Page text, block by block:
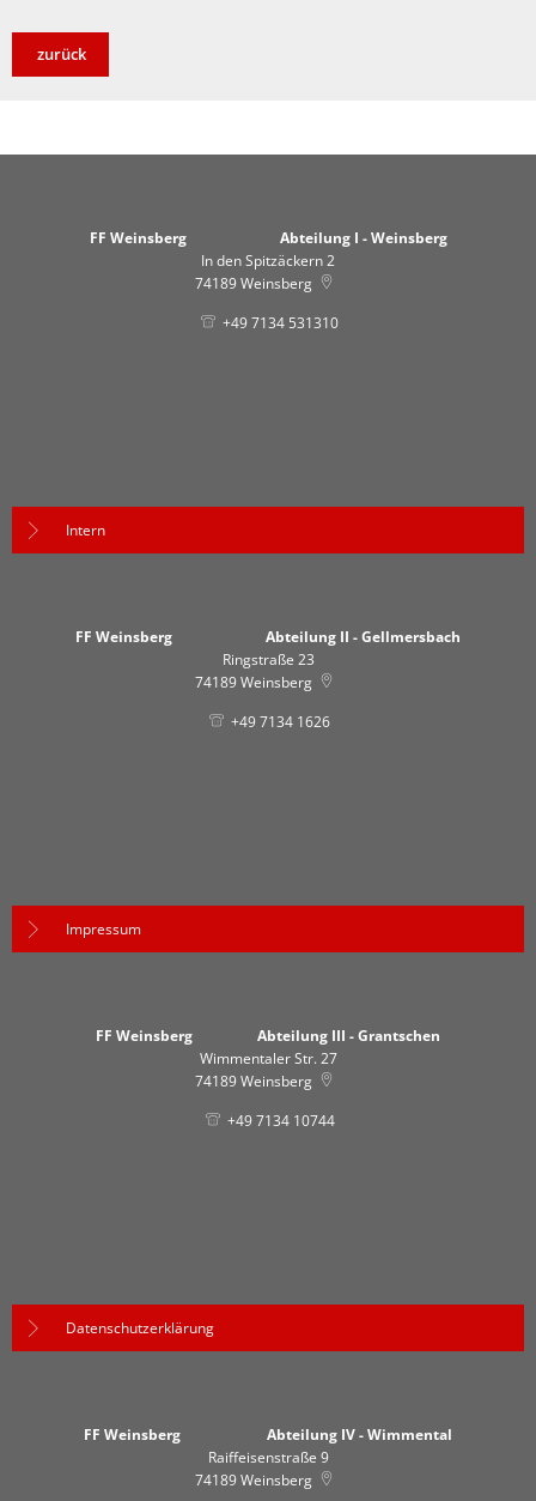
zurück
FF Weinsberg Abteilung I - Weinsberg
In den Spitzäckern 2
74189Weinsberg
+49 7134 531310
Intern
FF Weinsberg Abteilung II - Gellmersbach
Ringstraße 23
74189Weinsberg
+49 7134 1626
Impressum
FF Weinsberg Abteilung III - Grantschen
Wimmentaler Str. 27
74189Weinsberg
+49 7134 10744
Datenschutzerklärung
FF Weinsberg Abteilung IV - Wimmental
Raiffeisenstraße 9
74189Weinsberg